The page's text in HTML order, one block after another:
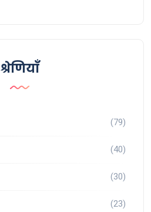
श्रेणियाँ
(79)
(40)
(30)
(23)